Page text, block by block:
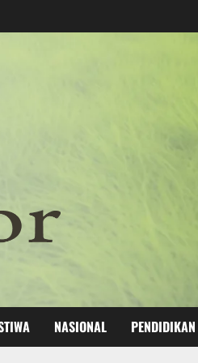
NASIONAL PENDIDIKAN